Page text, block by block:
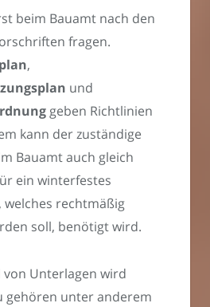
beim Bauamt nach den
fragen.
,
und
geben Richtlinien
kann der zuständige
Bauamt auch gleich
ein winterfestes
welches rechtmäßig
soll, benötigt wird.
von Unterlagen wird
gehören unter anderem